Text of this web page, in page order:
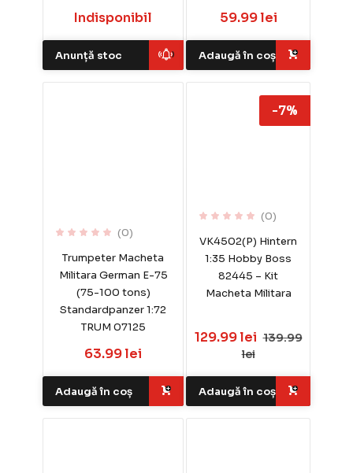
Indisponibil
Anunță stoc
59.99 lei
Adaugă în coș
(0)
Trumpeter Macheta
Militara German E-75
(75-100 tons)
Standardpanzer 1:72
TRUM 07125
63.99 lei
Adaugă în coș
(0)
VK4502(P) Hintern
1:35 Hobby Boss
82445 – Kit
Macheta Militara
129.99 lei 139.99
lei
-7%
Adaugă în coș